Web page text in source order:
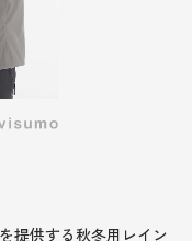
提供する秋冬用レイン